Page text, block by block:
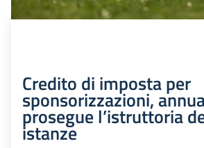
Credito di imposta per
sponsorizzazioni,
prosegue l’istruttoria
istanze